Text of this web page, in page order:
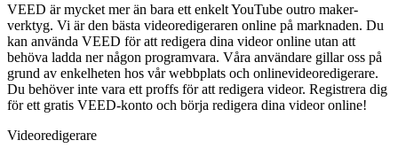
VEED är mycket mer än bara ett enkelt YouTube outro maker-
verktyg. Vi är den bästa videoredigeraren online på marknaden. Du
kan använda VEED för att redigera dina videor online utan att
behöva ladda ner någon programvara. Våra användare gillar oss på
grund av enkelheten hos vår webbplats och onlinevideoredigerare.
Du behöver inte vara ett proffs för att redigera videor. Registrera dig
för ett gratis VEED-konto och börja redigera dina videor online!
Videoredigerare